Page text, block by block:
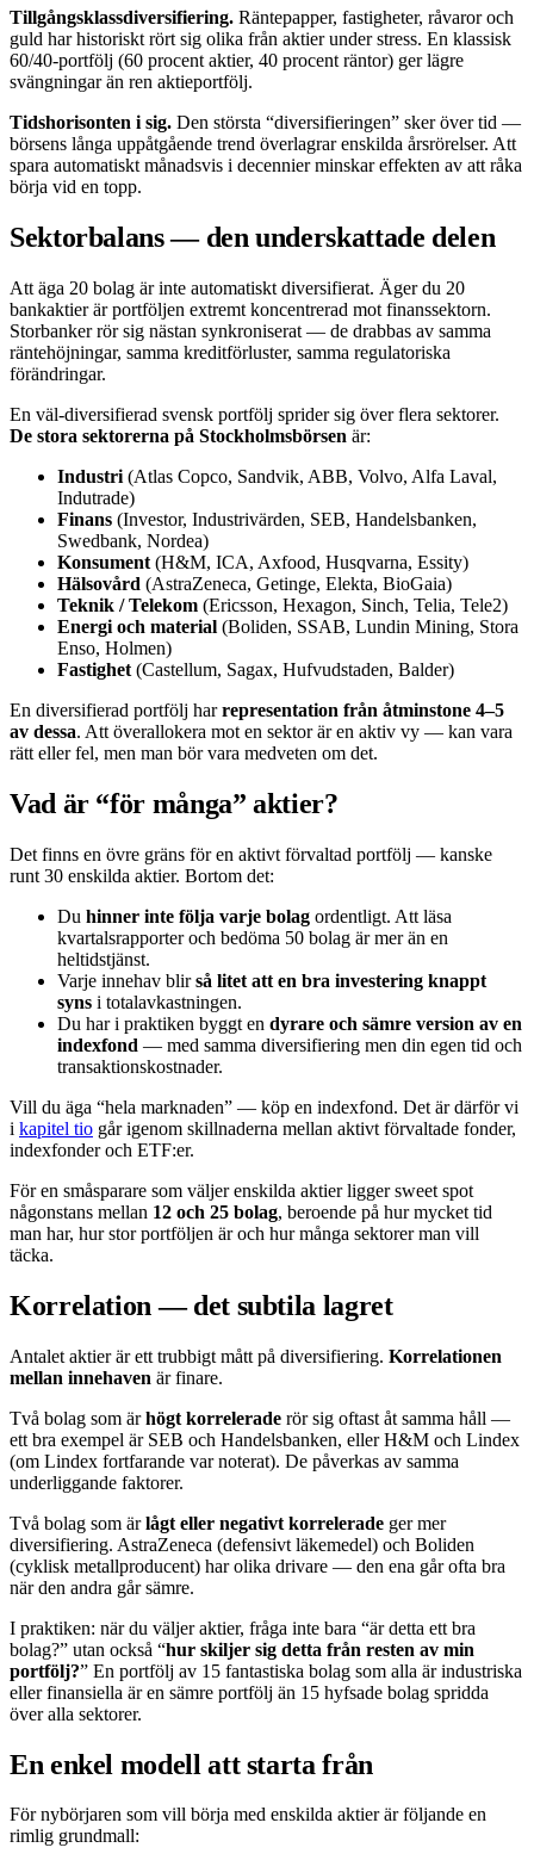
Tillgångsklassdiversifiering. Räntepapper, fastigheter, råvaror och
guld har historiskt rört sig olika från aktier under stress. En klassisk
60/40-portfölj (60 procent aktier, 40 procent räntor) ger lägre
svängningar än ren aktieportfölj.
Tidshorisonten i sig. Den största “diversifieringen” sker över tid —
börsens långa uppåtgående trend överlagrar enskilda årsrörelser. Att
spara automatiskt månadsvis i decennier minskar effekten av att råka
börja vid en topp.
Sektorbalans — den underskattade delen
Att äga 20 bolag är inte automatiskt diversifierat. Äger du 20
bankaktier är portföljen extremt koncentrerad mot finanssektorn.
Storbanker rör sig nästan synkroniserat — de drabbas av samma
räntehöjningar, samma kreditförluster, samma regulatoriska
förändringar.
En väl-diversifierad svensk portfölj sprider sig över flera sektorer.
De stora sektorerna på Stockholmsbörsen är:
Industri (Atlas Copco, Sandvik, ABB, Volvo, Alfa Laval,
Indutrade)
Finans (Investor, Industrivärden, SEB, Handelsbanken,
Swedbank, Nordea)
Konsument (H&M, ICA, Axfood, Husqvarna, Essity)
Hälsovård (AstraZeneca, Getinge, Elekta, BioGaia)
Teknik / Telekom (Ericsson, Hexagon, Sinch, Telia, Tele2)
Energi och material (Boliden, SSAB, Lundin Mining, Stora
Enso, Holmen)
Fastighet (Castellum, Sagax, Hufvudstaden, Balder)
En diversifierad portfölj harrepresentation från åtminstone 4–5
av dessa. Att överallokera mot en sektor är en aktiv vy — kan vara
rätt eller fel, men man bör vara medveten om det.
Vad är “för många” aktier?
Det finns en övre gräns för en aktivt förvaltad portfölj — kanske
runt 30 enskilda aktier. Bortom det:
Du hinner inte följa varje bolag ordentligt. Att läsa
kvartalsrapporter och bedöma 50 bolag är mer än en
heltidstjänst.
Varje innehav blirså litet att en bra investering knappt
syns i totalavkastningen.
Du har i praktiken byggt en dyrare och sämre version av en
indexfond — med samma diversifiering men din egen tid och
transaktionskostnader.
Vill du äga “hela marknaden” — köp en indexfond. Det är därför vi
i kapitel tio går igenom skillnaderna mellan aktivt förvaltade fonder,
indexfonder och ETF:er.
För en småsparare som väljer enskilda aktier ligger sweet spot
någonstans mellan 12 och 25 bolag, beroende på hur mycket tid
man har, hur stor portföljen är och hur många sektorer man vill
täcka.
Korrelation — det subtila lagret
Antalet aktier är ett trubbigt mått på diversifiering. Korrelationen
mellan innehaven är finare.
Två bolag som ärhögt korrelerade rör sig oftast åt samma håll —
ett bra exempel är SEB och Handelsbanken, eller H&M och Lindex
(om Lindex fortfarande var noterat). De påverkas av samma
underliggande faktorer.
Två bolag som ärlågt eller negativt korrelerade ger mer
diversifiering. AstraZeneca (defensivt läkemedel) och Boliden
(cyklisk metallproducent) har olika drivare — den ena går ofta bra
när den andra går sämre.
I praktiken: när du väljer aktier, fråga inte bara “är detta ett bra
bolag?” utan också “hur skiljer sig detta från resten av min
portfölj?” En portfölj av 15 fantastiska bolag som alla är industriska
eller finansiella är en sämre portfölj än 15 hyfsade bolag spridda
över alla sektorer.
En enkel modell att starta från
För nybörjaren som vill börja med enskilda aktier är följande en
rimlig grundmall: